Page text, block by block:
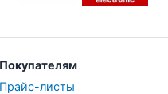
Покупателям
Прайс-листы